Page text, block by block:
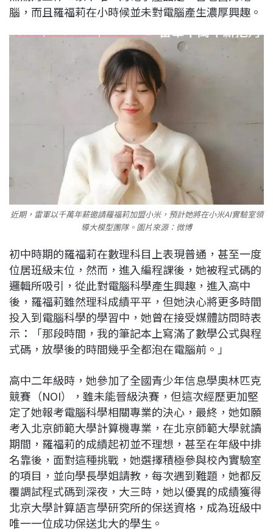
腦，而且羅福莉在小時候並未對電腦產生濃厚興趣。
近期，雷軍以千萬年薪邀請羅福莉加盟小米，預計她將在小米AI實驗室領
導大模型團隊。圖片來源：微博
初中時期的羅福莉在數理科目上表現普通，甚至一度
位居班級末位，然而，進入編程課後，她被程式碼的
邏輯所吸引，從此對電腦科學產生興趣，進入高中
後，羅福莉雖然理科成績平平，但她決心將更多時間
投入到電腦科學的學習中，她曾在接受媒體訪問時表
示：「那段時間，我的筆記本上寫滿了數學公式與程
式碼，放學後的時間幾乎全都泡在電腦前。」
高中二年級時，她參加了全國青少年信息學奧林匹克
競賽（NOI），雖未能晉級決賽，但這次經歷更加堅
定了她報考電腦科學相關專業的決心，最終，她如願
考入北京師範大學計算機專業，在北京師範大學就讀
期間，羅福莉的成績起初並不理想，甚至在年級中排
名靠後，面對這種挑戰，她選擇積極參與校內實驗室
的項目，並向學長學姐請教，每次遇到難題，她都反
覆調試程式碼到深夜，大三時，她以優異的成績獲得
北京大學計算語言學研究所的保送資格，成為班級中
唯一一位成功保送北大的學生。